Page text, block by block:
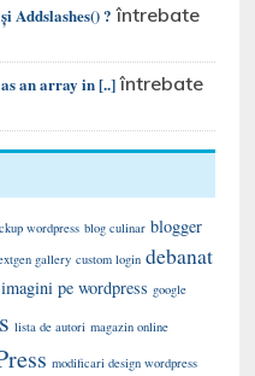
Addslashes() ? întrebate
an array in [..]întrebate
wordpress blog culinar blogger
gallery custom login debanat
pe wordpress google
lista de autori magazin online
modificari design wordpress